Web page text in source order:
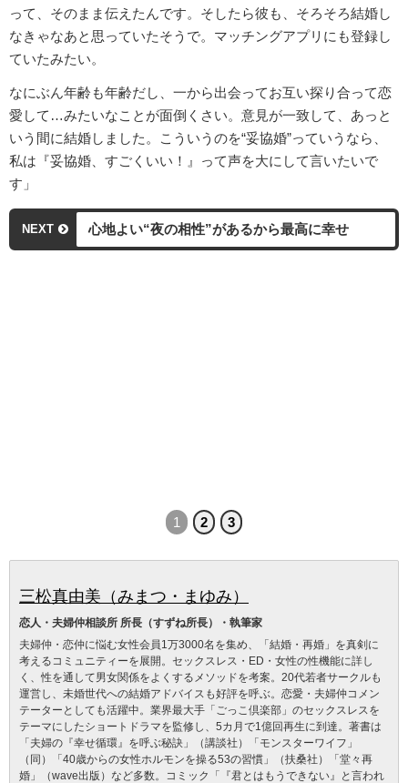
って、そのまま伝えたんです。そしたら彼も、そろそろ結婚し
なきゃなあと思っていたそうで。マッチングアプリにも登録し
ていたみたい。
なにぶん年齢も年齢だし、一から出会ってお互い探り合って恋
愛して…みたいなことが面倒くさい。意見が一致して、あっと
いう間に結婚しました。こういうのを“妥協婚”っていうなら、
私は『妥協婚、すごくいい！』って声を大にして言いたいで
す」
NEXT 心地よい“夜の相性”があるから最高に幸せ
1 2 3
三松真由美（みまつ・まゆみ）
恋人・夫婦仲相談所 所長（すずね所長）・執筆家
夫婦仲・恋仲に悩む女性会員1万3000名を集め、「結婚・再婚」を真剣に
考えるコミュニティーを展開。セックスレス・ED・女性の性機能に詳し
く、性を通して男女関係をよくするメソッドを考案。20代若者サークルも
運営し、未婚世代への結婚アドバイスも好評を呼ぶ。恋愛・夫婦仲コメン
テーターとしても活躍中。業界最大手「ごっこ倶楽部」のセックスレスを
テーマにしたショートドラマを監修し、5カ月で1億回再生に到達。著書は
「夫婦の『幸せ循環』を呼ぶ秘訣」（講談社）「モンスターワイフ」
（同）「40歳からの女性ホルモンを操る53の習慣」（扶桑社）「堂々再
婚」（wave出版）など多数。コミック「『君とはもうできない』と言われ